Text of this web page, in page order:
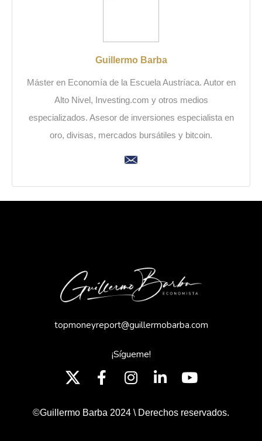
Guillermo Barba
Máster en Economía de la Escuela Austríaca. Autor en
Alto Nivel, Investing.com y otros medios
especializados. Asesor de inversiones especialista en
oro, divisas, mercados bursátiles y bitcoin.
topmoneyreport@guillermobarba.com
¡Sígueme!
©Guillermo Barba 2024 \ Derechos reservados.